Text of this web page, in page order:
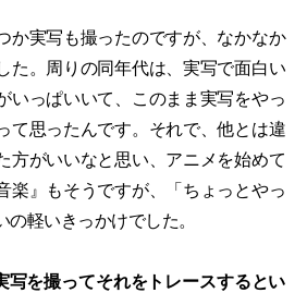
か実写も撮ったのですが、なかなか
た。周りの同年代は、実写で面白い
いっぱいいて、このまま実写をやっ
て思ったんです。それで、他とは違
方がいいなと思い、アニメを始めて
楽』もそうですが、「ちょっとやっ
軽いきっかけでした。
写を撮ってそれをトレースするとい